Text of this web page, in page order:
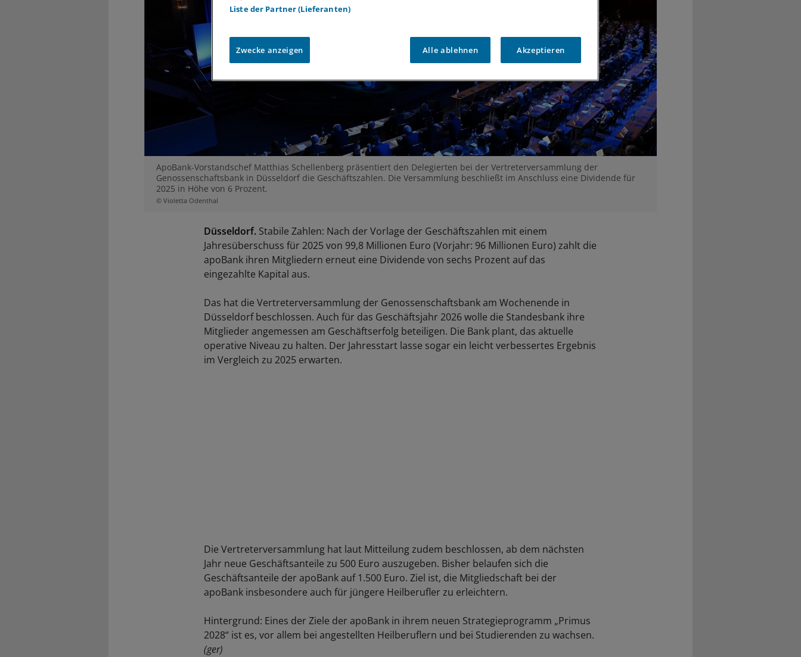
ApoBank-Vorstandschef Matthias Schellenberg präsentiert den Delegierten bei der Vertreterversammlung der
Genossenschaftsbank in Düsseldorf die Geschäftszahlen. Die Versammlung beschließt im Anschluss eine Dividende für
2025 in Höhe von 6 Prozent.
© Violetta Odenthal
Düsseldorf. Stabile Zahlen: Nach der Vorlage der Geschäftszahlen mit einem
Jahresüberschuss für 2025 von 99,8 Millionen Euro (Vorjahr: 96 Millionen Euro) zahlt die
apoBank ihren Mitgliedern erneut eine Dividende von sechs Prozent auf das
eingezahlte Kapital aus.
Das hat die Vertreterversammlung der Genossenschaftsbank am Wochenende in
Düsseldorf beschlossen. Auch für das Geschäftsjahr 2026 wolle die Standesbank ihre
Mitglieder angemessen am Geschäftserfolg beteiligen. Die Bank plant, das aktuelle
operative Niveau zu halten. Der Jahresstart lasse sogar ein leicht verbessertes Ergebnis
im Vergleich zu 2025 erwarten.
Die Vertreterversammlung hat laut Mitteilung zudem beschlossen, ab dem nächsten
Jahr neue Geschäftsanteile zu 500 Euro auszugeben. Bisher belaufen sich die
Geschäftsanteile der apoBank auf 1.500 Euro. Ziel ist, die Mitgliedschaft bei der
apoBank insbesondere auch für jüngere Heilberufler zu erleichtern.
Hintergrund: Eines der Ziele der apoBank in ihrem neuen Strategieprogramm „Primus
2028“ ist es, vor allem bei angestellten Heilberuflern und bei Studierenden zu wachsen.
(ger)
Liste der Partner (Lieferanten)
Zwecke anzeigen Alle ablehnen Akzeptieren